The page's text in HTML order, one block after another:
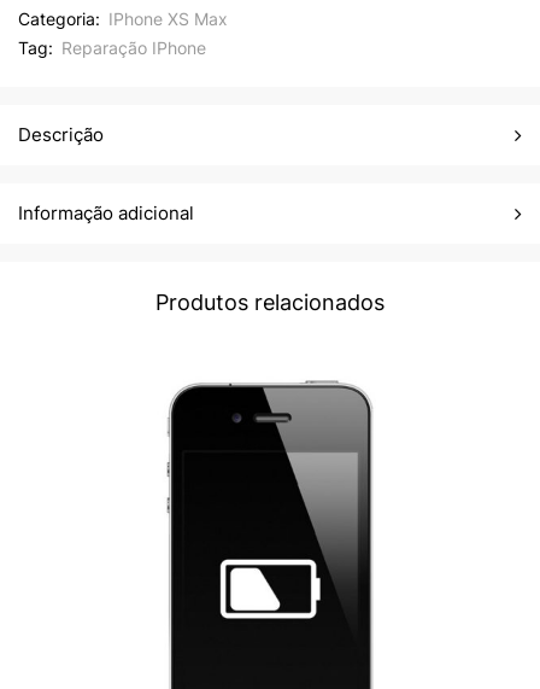
Categoria: IPhone XS Max
Tag: Reparação IPhone
Descrição
Informação adicional
Produtos relacionados